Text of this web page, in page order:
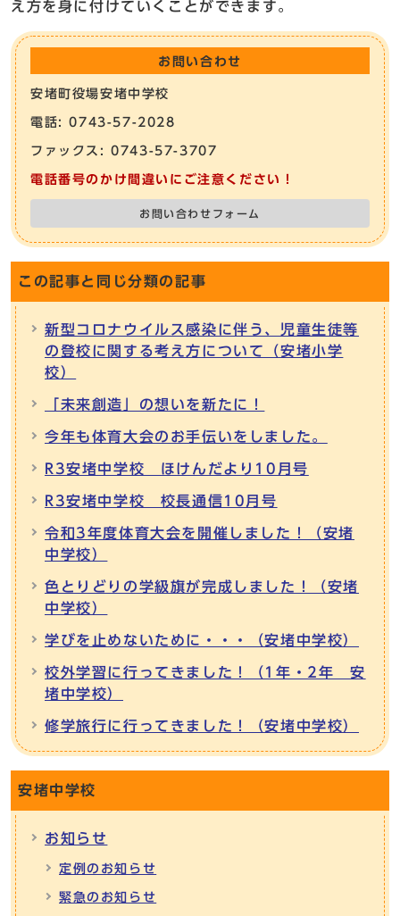
え方を身に付けていくことができます。
お問い合わせ
安堵町役場安堵中学校
電話: 0743-57-2028
ファックス: 0743-57-3707
電話番号のかけ間違いにご注意ください！
お問い合わせフォーム
この記事と同じ分類の記事
新型コロナウイルス感染に伴う、児童生徒等
の登校に関する考え方について（安堵小学
校）
「未来創造」の想いを新たに！
今年も体育大会のお手伝いをしました。
R3安堵中学校 ほけんだより10月号
R3安堵中学校 校長通信10月号
令和3年度体育大会を開催しました！（安堵
中学校）
色とりどりの学級旗が完成しました！（安堵
中学校）
学びを止めないために・・・（安堵中学校）
校外学習に行ってきました！（1年・2年 安
堵中学校）
修学旅行に行ってきました！（安堵中学校）
安堵中学校
お知らせ
定例のお知らせ
緊急のお知らせ